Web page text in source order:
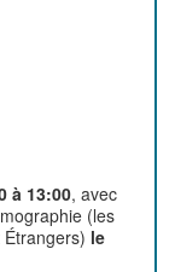
à 13:00, avec
(les
le